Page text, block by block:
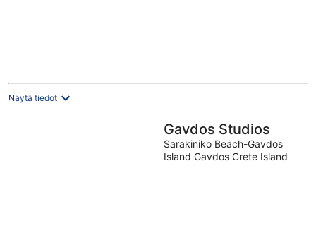
Näytä tiedot
Gavdos Studios
Sarakiniko Beach-Gavdos
Island Gavdos Crete Island